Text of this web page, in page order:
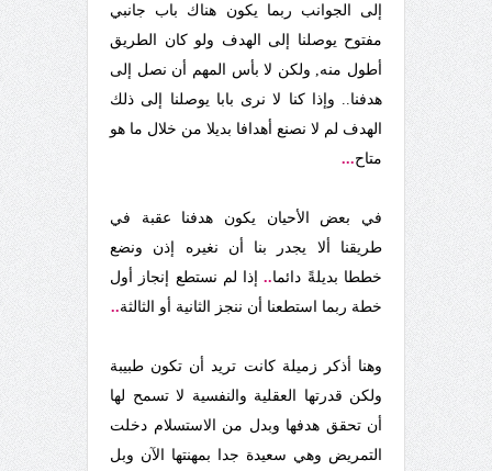
إلى الجوانب ربما يكون هناك باب جانبي
مفتوح يوصلنا إلى الهدف ولو كان الطريق
أطول منه, ولكن لا بأس المهم أن نصل إلى
هدفنا.. وإذا كنا لا نرى بابا يوصلنا إلى ذلك
الهدف لم لا نصنع أهدافا بديلا من خلال ما هو
متاح...
في بعض الأحيان يكون هدفنا عقبة في
طريقنا ألا يجدر بنا أن نغيره إذن ونضع
خططا بديلةً دائما..إذا لم نستطع إنجاز أول
خطة ربما استطعنا أن ننجز الثانية أو الثالثة..
وهنا أذكر زميلة كانت تريد أن تكون طبيبة
ولكن قدرتها العقلية والنفسية لا تسمح لها
أن تحقق هدفها وبدل من الاستسلام دخلت
التمريض وهي سعيدة جدا بمهنتها الآن وبل